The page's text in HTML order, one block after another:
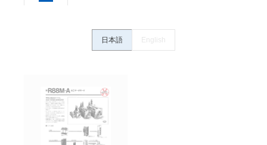
ていることを、必ず事前に確認してください。
ン事例は参考用ですので、ご採用に際しては機器・装
置の機能や安全性をご確認のうえご使用ください。・
ている可能性がありますがご容赦ください。
記載されているサービス内容や連絡先等は作成当時の
ものであり、変更・改定させていただいている可能性
があります。改めて当サイトの掲載内容をご確認のう
え、ご用命下さいますようお願いいたします。
日本語 English